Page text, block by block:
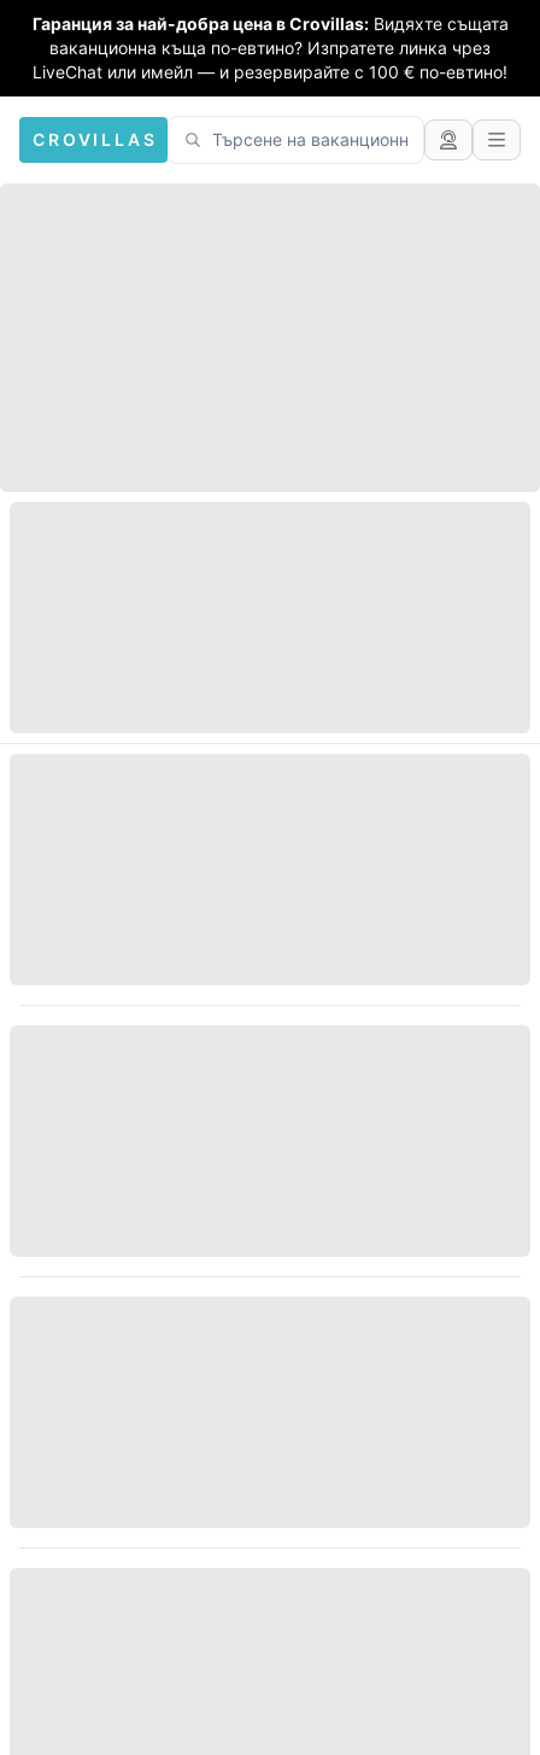
Гаранция за най-добра цена в Crovillas: Видяхте същата
ваканционна къща по-евтино? Изпратете линка чрез
LiveChat или имейл — и резервирайте с 100 € по-евтино!
CROVILLAS